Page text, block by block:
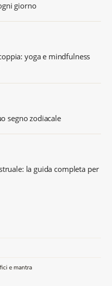
giorno
yoga e mindfulness
segno zodiacale
la guida completa per
e mantra